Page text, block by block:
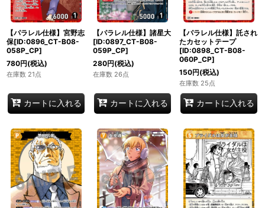
【パラレル仕様】宮野志
保[ID:0896_CT-B08-
058P_CP]
780円(税込)
在庫数 21点
カートに入れる
【パラレル仕様】諸星大
[ID:0897_CT-B08-
059P_CP]
280円(税込)
在庫数 26点
カートに入れる
【パラレル仕様】託され
たカセットテープ
[ID:0898_CT-B08-
060P_CP]
150円(税込)
在庫数 25点
カートに入れる